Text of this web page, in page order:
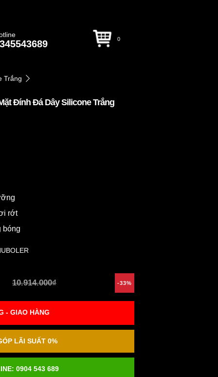
0
Trắng
Đính Đá Dây Silicone Trắng
rớt
bóng
10.914.000₫ -33%
- GIAO HÀNG
LÃI SUẤT 0%
0904 543 689